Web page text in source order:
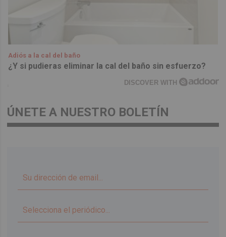
Adiós a la cal del baño
¿Y si pudieras eliminar la cal del baño sin esfuerzo?
DISCOVER WITH
ÚNETE A NUESTRO BOLETÍN